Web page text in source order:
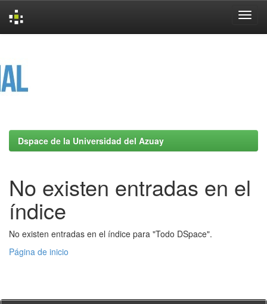
Dspace de la Universidad del Azuay
No existen entradas en el
índice
No existen entradas en el índice para "Todo DSpace".
Página de inicio